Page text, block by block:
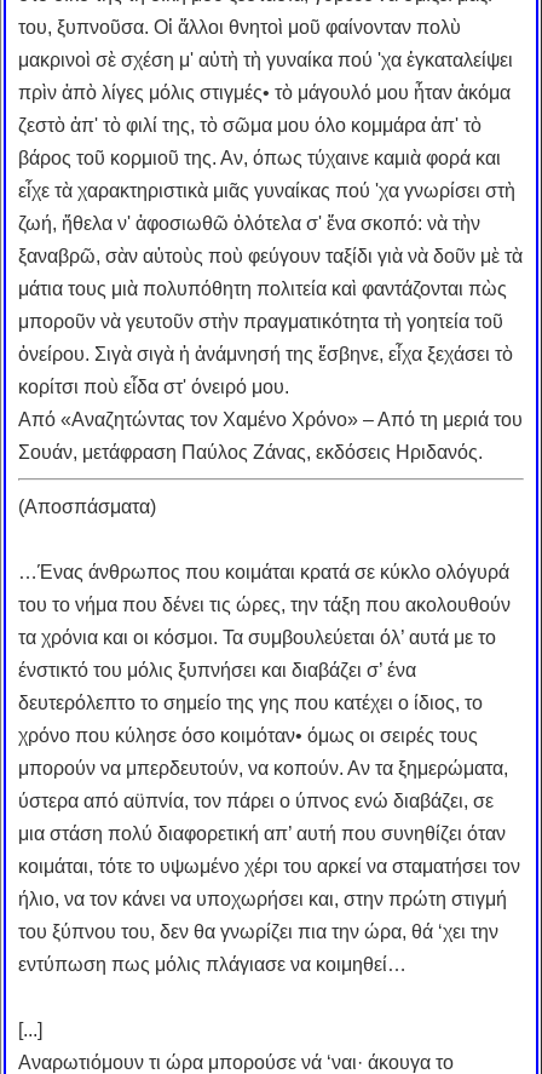
του, ξυπνοῦσα. Οἱ ἄλλοι θνητοὶ μοῦ φαίνονταν πολὺ
μακρινοὶ σὲ σχέση μ' αὐτὴ τὴ γυναίκα πού 'χα ἐγκαταλείψει
πρὶν ἀπὸ λίγες μόλις στιγμές• τὸ μάγουλό μου ἦταν ἀκόμα
ζεστὸ ἀπ' τὸ φιλί της, τὸ σῶμα μου όλο κομμάρα ἀπ' τὸ
βάρος τοῦ κορμιοῦ της. Αν, όπως τύχαινε καμιὰ φορά και
εἶχε τὰ χαρακτηριστικὰ μιᾶς γυναίκας πού 'χα γνωρίσει στὴ
ζωή, ἤθελα ν' ἀφοσιωθῶ ὁλότελα σ' ἕνα σκοπό: νὰ τὴν
ξαναβρῶ, σὰν αὐτοὺς ποὺ φεύγουν ταξίδι γιὰ νὰ δοῦν μὲ τὰ
μάτια τους μιὰ πολυπόθητη πολιτεία καὶ φαντάζονται πὼς
μποροῦν νὰ γευτοῦν στὴν πραγματικότητα τὴ γοητεία τοῦ
ὀνείρου. Σιγὰ σιγὰ ἡ ἀνάμνησή της ἔσβηνε, εἶχα ξεχάσει τὸ
κορίτσι ποὺ εἶδα στ' όνειρό μου.
Από «Αναζητώντας τον Χαμένο Χρόνο» – Από τη μεριά του
Σουάν, μετάφραση Παύλος Ζάνας, εκδόσεις Ηριδανός.
(Αποσπάσματα)
…Ένας άνθρωπος που κοιμάται κρατά σε κύκλο ολόγυρά
του το νήμα που δένει τις ώρες, την τάξη που ακολουθούν
τα χρόνια και οι κόσμοι. Τα συμβουλεύεται όλ’ αυτά με το
ένστικτό του μόλις ξυπνήσει και διαβάζει σ’ ένα
δευτερόλεπτο το σημείο της γης που κατέχει ο ίδιος, το
χρόνο που κύλησε όσο κοιμόταν• όμως οι σειρές τους
μπορούν να μπερδευτούν, να κοπούν. Αν τα ξημερώματα,
ύστερα από αϋπνία, τον πάρει ο ύπνος ενώ διαβάζει, σε
μια στάση πολύ διαφορετική απ’ αυτή που συνηθίζει όταν
κοιμάται, τότε το υψωμένο χέρι του αρκεί να σταματήσει τον
ήλιο, να τον κάνει να υποχωρήσει και, στην πρώτη στιγμή
του ξύπνου του, δεν θα γνωρίζει πια την ώρα, θά ‘χει την
εντύπωση πως μόλις πλάγιασε να κοιμηθεί…
[...]
Αναρωτιόμουν τι ώρα μπορούσε νά ‘ναι· άκουγα το